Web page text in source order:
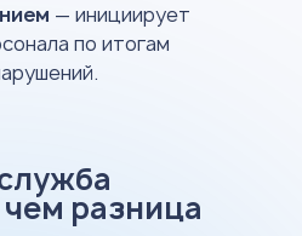
— инициирует
по итогам
чем разница